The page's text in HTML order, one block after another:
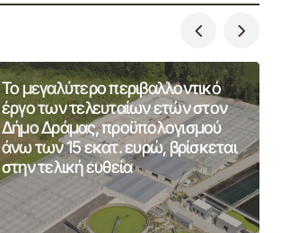
Το μεγαλύτερο περιβαλλοντικό
έργο των τελευταίων ετών στον
Δήμο Δράμας, προϋπολογισμού
άνω των 15 εκατ. ευρώ, βρίσκεται
στην τελική ευθεία